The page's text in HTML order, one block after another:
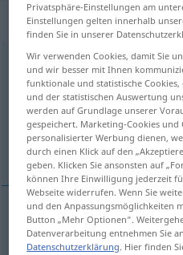
„trickreich“:
trickreichadj
Übersicht aller
(Für mehr Details die
hilesi bol
hilesibol trickreich
Privatsphäre-Einstellungen am
Einstellungen gelten innerhalb
finden Sie in unserer
Wir verwenden Cookies, damit Sie
und wir besser mit Ihnen
funktionale und statistische
und der statistischen Auswertung
werden auf Grundlage unserer
gespeichert. Marketing-Cookies und
personalisierter Werbung dienen,
durch einen Klick auf den
geben. Klicken Sie ansonsten auf
können Ihre Einwilligung jederzeit
Webseite widerrufen. Wenn Sie
und den Anpassungsmöglichkeiten
Button „Mehr Optionen“.
Datenverarbeitung entnehmen Sie
Datenschutzerklärung. Hier finden